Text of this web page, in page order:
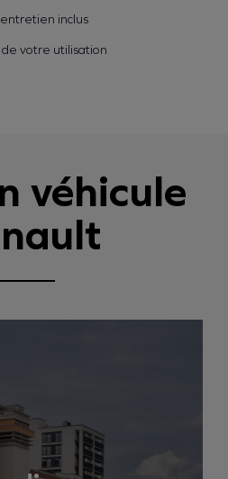
inclus
votre utilisation
véhicule